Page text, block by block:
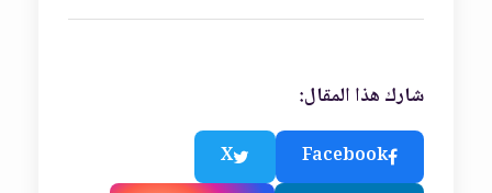
شارك هذا المقال:
Facebook
X